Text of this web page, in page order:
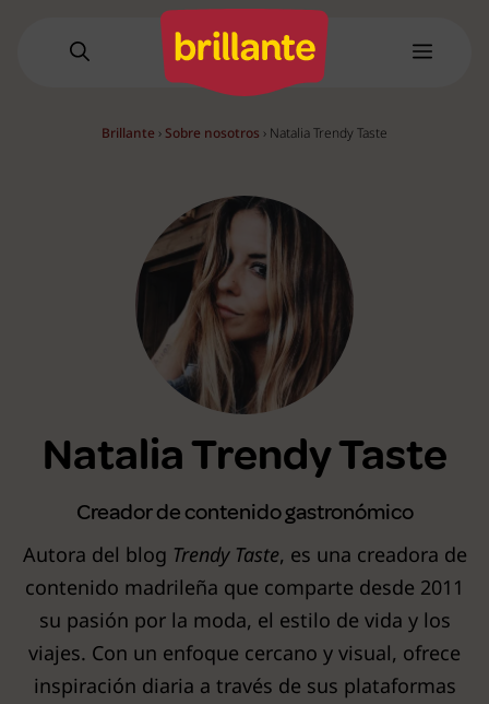
Menú
Brillante › Sobre nosotros › Natalia Trendy Taste
Natalia Trendy Taste
Creador de contenido gastronómico
Autora del blog Trendy Taste, es una creadora de
contenido madrileña que comparte desde 2011
su pasión por la moda, el estilo de vida y los
viajes. Con un enfoque cercano y visual, ofrece
inspiración diaria a través de sus plataformas